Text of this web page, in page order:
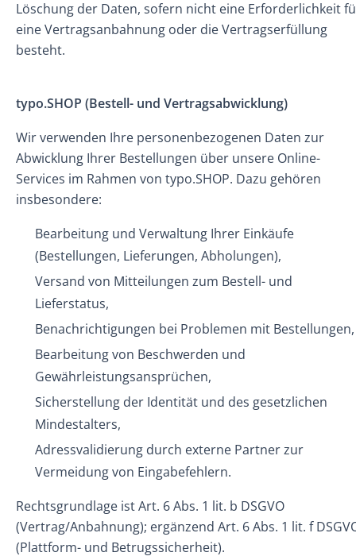
Löschung der Daten, sofern nicht eine Erforderlichkeit
eine Vertragsanbahnung oder die Vertragserfüllung
besteht.
typo.SHOP (Bestell- und Vertragsabwicklung)
Wir verwenden Ihre personenbezogenen Daten zur
Abwicklung Ihrer Bestellungen über unsere Online-
Services im Rahmen von typo.SHOP. Dazu gehören
insbesondere:
Bearbeitung und Verwaltung Ihrer Einkäufe
(Bestellungen, Lieferungen, Abholungen),
Versand von Mitteilungen zum Bestell- und
Lieferstatus,
Benachrichtigungen bei Problemen mit Bestellungen,
Bearbeitung von Beschwerden und
Gewährleistungsansprüchen,
Sicherstellung der Identität und des gesetzlichen
Mindestalters,
Adressvalidierung durch externe Partner zur
Vermeidung von Eingabefehlern.
Rechtsgrundlage ist Art. 6 Abs. 1 lit. b DSGVO
(Vertrag/Anbahnung); ergänzend Art. 6 Abs. 1 lit. f
(Plattform- und Betrugssicherheit).